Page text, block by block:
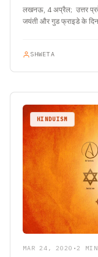
लखनऊ, 4 अप्रैल; उत्तर
जयंती और गुड फ्राइडे के
SHWETA
HINDUISM
MAR 24, 2020 •2 MIN